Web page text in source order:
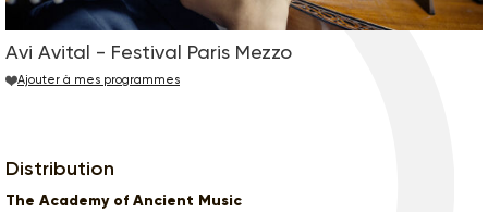
Avi Avital - Festival Paris Mezzo
Ajouter à mes programmes
Distribution
The Academy of Ancient Music